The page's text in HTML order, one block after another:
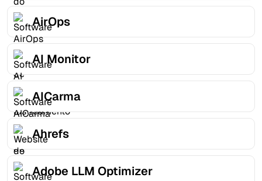
AirOps
AI Monitor
AICarma
Ahrefs
Adobe LLM Optimizer